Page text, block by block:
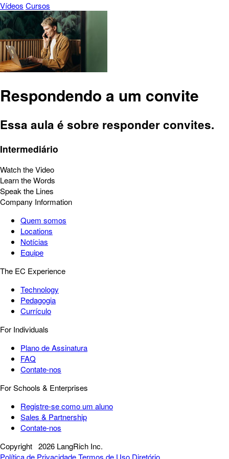
Vídeos Cursos
Respondendo a um convite
Essa aula é sobre responder convites.
Intermediário
Watch the Video
Learn the Words
Speak the Lines
Company Information
Quem somos
Locations
Notícias
Equipe
The EC Experience
Technology
Pedagogia
Currículo
For Individuals
Plano de Assinatura
FAQ
Contate-nos
For Schools & Enterprises
Registre-se como um aluno
Sales & Partnership
Contate-nos
Copyright 2026 LangRich Inc.